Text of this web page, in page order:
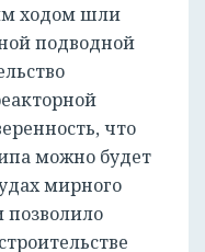
ходом шли
подводной
что
можно будет
мирного
позволило